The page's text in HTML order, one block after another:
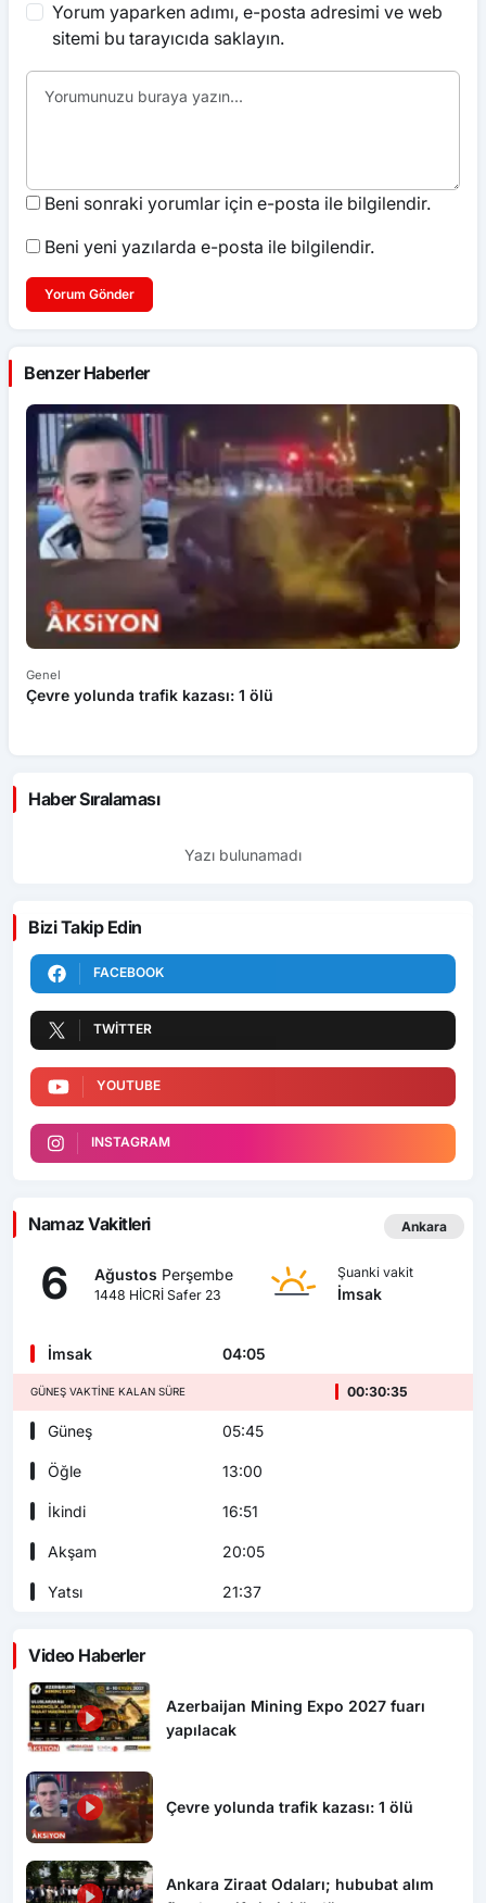
Yorum yaparken adımı, e-posta adresimi ve web
sitemi bu tarayıcıda saklayın.
Beni sonraki yorumlar için e-posta ile bilgilendir.
Beni yeni yazılarda e-posta ile bilgilendir.
Yorum Gönder
Benzer Haberler
Genel
Çevre yolunda trafik kazası: 1 ölü
Haber Sıralaması
Yazı bulunamadı
Bizi Takip Edin
FACEBOOK
TWITTER
YOUTUBE
INSTAGRAM
Namaz Vakitleri Ankara
6 Ağustos Perşembe
1448 HİCRİ Safer 23
Şuanki vakit
İmsak
İmsak 04:05
GÜNEŞ VAKTINE KALAN SÜRE 00:30:34
Güneş 05:45
Öğle 13:00
İkindi 16:51
Akşam 20:05
Yatsı 21:37
Video Haberler
Azerbaijan Mining Expo 2027 fuarı
yapılacak
Çevre yolunda trafik kazası: 1 ölü
Ankara Ziraat Odaları; hububat alım